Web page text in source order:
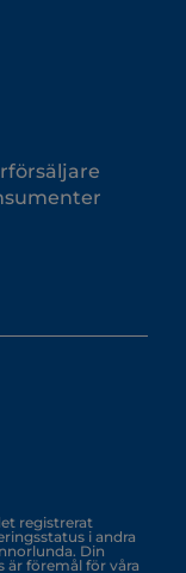
registrerat
i andra
Din
är föremål för våra